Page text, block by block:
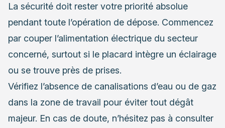
La sécurité doit rester votre priorité absolue
pendant toute l’opération de dépose. Commencez
par couper l’alimentation électrique du secteur
concerné, surtout si le placard intègre un éclairage
ou se trouve près de prises.
Vérifiez l’absence de canalisations d’eau ou de gaz
dans la zone de travail pour éviter tout dégât
majeur. En cas de doute, n’hésitez pas à consulter